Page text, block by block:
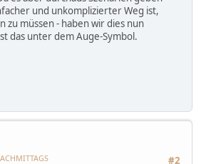
und unkomplizierter Weg ist,
zu müssen - haben wir dies nun
das unter dem Auge-Symbol.
#2